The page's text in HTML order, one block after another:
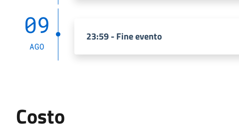
09
AGO
23:59 - Fine evento
Costo